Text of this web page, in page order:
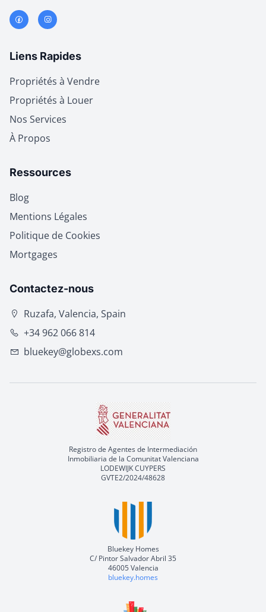
Liens Rapides
Propriétés à Vendre
Propriétés à Louer
Nos Services
À Propos
Ressources
Blog
Mentions Légales
Politique de Cookies
Mortgages
Contactez-nous
Ruzafa, Valencia, Spain
+34 962 066 814
bluekey@globexs.com
Registro de Agentes de Intermediación
Inmobiliaria de la Comunitat Valenciana
LODEWIJK CUYPERS
GVTE2/2024/48628
Bluekey Homes
C/ Pintor Salvador Abril 35
46005 Valencia
bluekey.homes